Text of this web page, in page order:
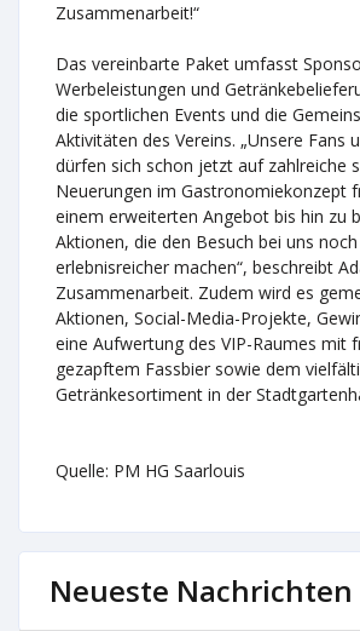
Zusammenarbeit!“
Das vereinbarte Paket umfasst
Werbeleistungen und
die sportlichen Events und die
Aktivitäten des Vereins. „Unsere Fans
dürfen sich schon jetzt auf zahlreiche
Neuerungen im Gastronomiekonzept
einem erweiterten Angebot bis hin zu
Aktionen, die den Besuch bei uns
erlebnisreicher machen“, beschreibt
Zusammenarbeit. Zudem wird es
Aktionen, Social-Media-Projekte,
eine Aufwertung des VIP-Raumes mit
gezapftem Fassbier sowie dem
Getränkesortiment in der
Quelle: PM HG Saarlouis
Neueste Nachrichten